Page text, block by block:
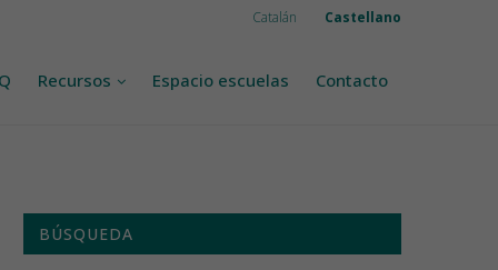
Catalán Castellano
Recursos Espacio escuelas Contacto
BÚSQUEDA